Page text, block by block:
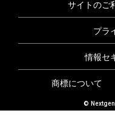
サイトのご
プラ
情報セ
商標について
©